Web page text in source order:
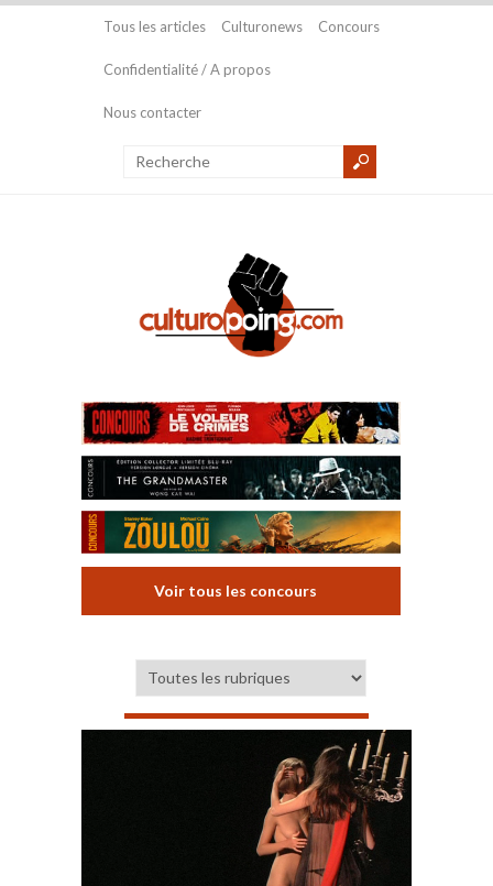
Tous les articles Culturonews Concours
Confidentialité / A propos
Nous contacter
Voir tous les concours